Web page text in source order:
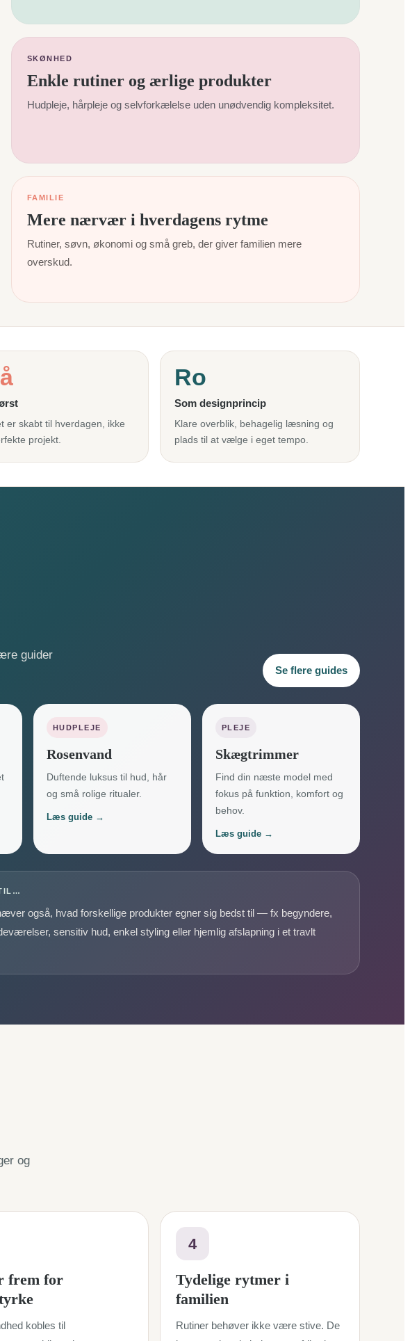
SKØNHED
Enkle rutiner og ærlige produkter
Hudpleje, hårpleje og selvforkælelse uden unødvendig kompleksitet.
FAMILIE
Mere nærvær i hverdagens rytme
Rutiner, søvn, økonomi og små greb, der giver familien mere
overskud.
er skabt til hverdagen, ikke
projekt.
Ro
Som designprincip
Klare overblik, behagelig læsning og
plads til at vælge i eget tempo.
guider
Se flere guides
HUDPLEJE
Rosenvand
Duftende luksus til hud, hår
og små rolige ritualer.
Læs guide →
PLEJE
Skægtrimmer
Find din næste model med
fokus på funktion, komfort og
behov.
Læs guide →
også, hvad forskellige produkter egner sig bedst til — fx begyndere,
sensitiv hud, enkel styling eller hjemlig afslapning i et travlt
og
frem for
kobles til
4
Tydelige rytmer i
familien
Rutiner behøver ikke være stive. De